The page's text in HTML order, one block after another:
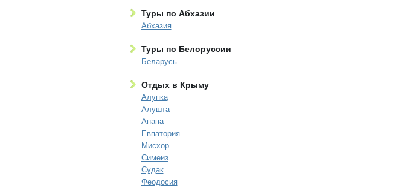
Туры по Абхазии
Абхазия
Туры по Белоруссии
Беларусь
Отдых в Крыму
Алупка
Алушта
Анапа
Евпатория
Мисхор
Симеиз
Судак
Феодосия